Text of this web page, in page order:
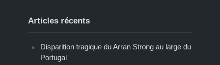
Articles récents
Disparition tragique du Arran Strong au large du
Portugal